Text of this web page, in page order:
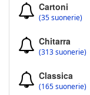
Cartoni
(35 suonerie)
Chitarra
(313 suonerie)
Classica
(165 suonerie)